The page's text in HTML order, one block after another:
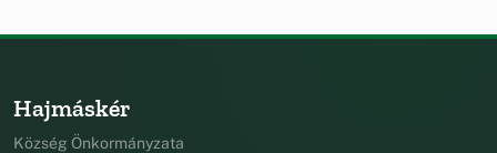
Hajmáskér
Község Önkormányzata